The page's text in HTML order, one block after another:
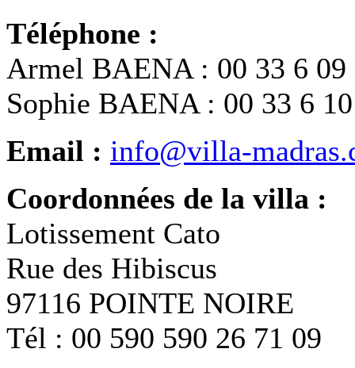
Téléphone :
Armel BAENA : 00 33 6 09
Sophie BAENA : 00 33 6
Email : info@villa-
Coordonnées de la villa :
Lotissement Cato
Rue des Hibiscus
97116 POINTE NOIRE
Tél : 00 590 590 26 71 09